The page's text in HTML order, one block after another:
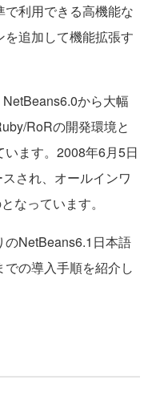
で利用できる高機能な
追加して機能拡張す
から大幅
RoRの開発環境と
ます。2008年6月5日
され、オールインワ
なっています。
NetBeans6.1日本語
の導入手順を紹介し